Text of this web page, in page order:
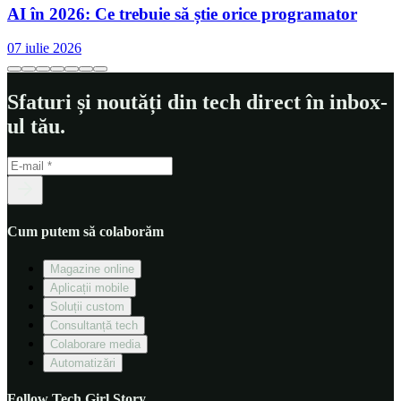
Tastatură Razer Pro Type Ultra
Lampă LED BenQ ScreenBar pentru monitor
Placă de bază Raspberry Pi 4, Kit de start
AI în 2026: Ce trebuie să știe orice programator
07 iulie 2026
Sfaturi și noutăți din tech direct în inbox-
ul tău.
Cum putem să colaborăm
Magazine online
Aplicații mobile
Soluții custom
Consultanță tech
Colaborare media
Automatizări